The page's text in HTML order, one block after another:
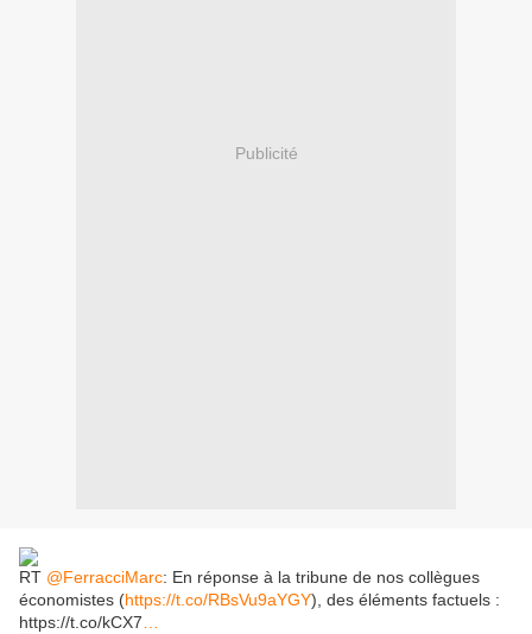
Publicité
RT @FerracciMarc: En réponse à la tribune de nos collègues
économistes (https://t.co/RBsVu9aYGY), des éléments factuels :
https://t.co/kCX7